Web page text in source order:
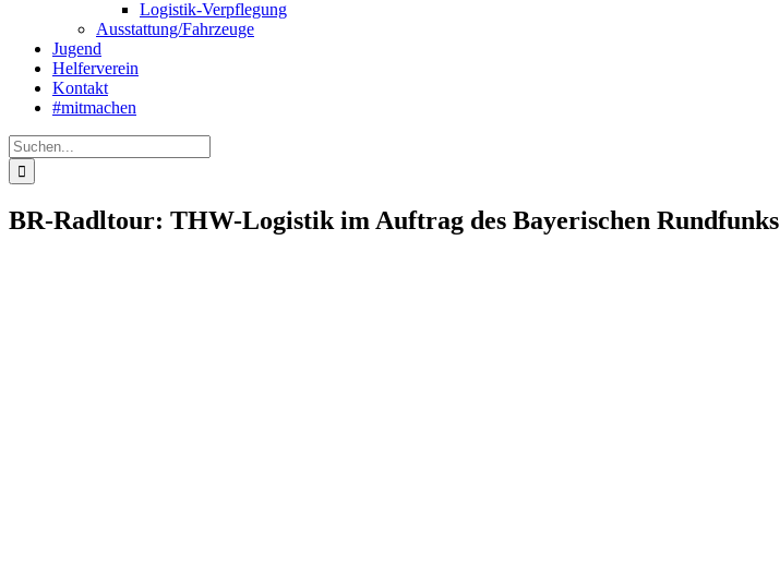
Logistik-Verpflegung
Ausstattung/Fahrzeuge
Jugend
Helferverein
Kontakt
#mitmachen
Suche
nach:
BR-Radltour: THW-Logistik im Auftrag des Bayerischen Rundfunks